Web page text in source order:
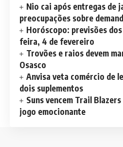
Nio cai após entregas de
preocupações sobre
Horóscopo: previsões
feira, 4 de fevereiro
Trovões e raios devem
Osasco
Anvisa veta comércio de
dois suplementos
Suns vencem Trail
jogo emocionante